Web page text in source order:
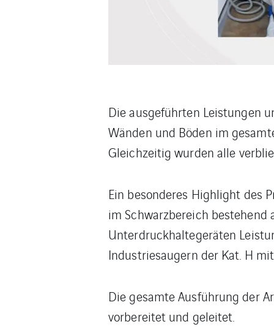
Die ausgeführten Leistungen
Wänden und Böden im
Gleichzeitig wurden alle
Ein besonderes Highlight des
im Schwarzbereich
Unterdruckhaltegeräten
Industriesaugern der Kat. H
Die gesamte Ausführung der
vorbereitet und geleitet.